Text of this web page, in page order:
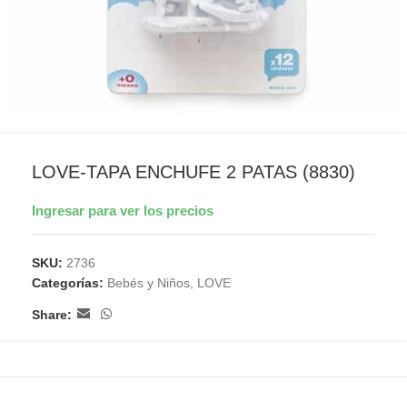
LOVE-TAPA ENCHUFE 2 PATAS (8830)
Ingresar para ver los precios
SKU: 2736
Categorías: Bebés y Niños LOVE
Share: